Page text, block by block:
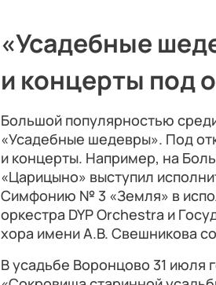
«Усадебные
и концерты под
Большой популярностью
«Усадебные шедевры». Под
и концерты. Например, на
«Царицыно» выступил
Симфонию № 3 «Земля» в
оркестра DYP Orchestra и
хора имени А.В. Свешникова
В усадьбе Воронцово 31 июля